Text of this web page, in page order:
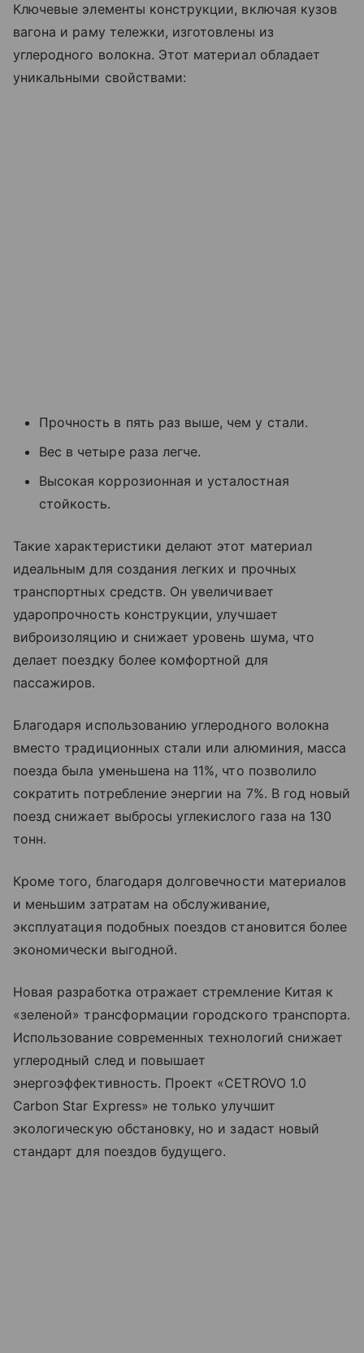
Ключевые элементы конструкции, включая кузов
вагона и раму тележки, изготовлены из
углеродного волокна. Этот материал обладает
уникальными свойствами:
Прочность в пять раз выше, чем у стали.
Вес в четыре раза легче.
Высокая коррозионная и усталостная
стойкость.
Такие характеристики делают этот материал
идеальным для создания легких и прочных
транспортных средств. Он увеличивает
ударопрочность конструкции, улучшает
виброизоляцию и снижает уровень шума, что
делает поездку более комфортной для
пассажиров.
Благодаря использованию углеродного волокна
вместо традиционных стали или алюминия, масса
поезда была уменьшена на 11%, что позволило
сократить потребление энергии на 7%. В год новый
поезд снижает выбросы углекислого газа на 130
тонн.
Кроме того, благодаря долговечности материалов
и меньшим затратам на обслуживание,
эксплуатация подобных поездов становится более
экономически выгодной.
Новая разработка отражает стремление Китая к
«зеленой» трансформации городского транспорта.
Использование современных технологий снижает
углеродный след и повышает
энергоэффективность. Проект «CETROVO 1.0
Carbon Star Express» не только улучшит
экологическую обстановку, но и задаст новый
стандарт для поездов будущего.